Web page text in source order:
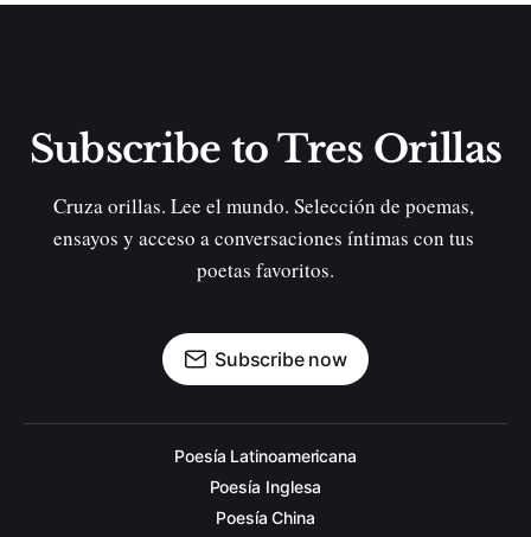
Subscribe to Tres Orillas
Cruza orillas. Lee el mundo. Selección de poemas,
ensayos y acceso a conversaciones íntimas con tus
poetas favoritos.
Subscribe now
Poesía Latinoamericana
Poesía Inglesa
Poesía China